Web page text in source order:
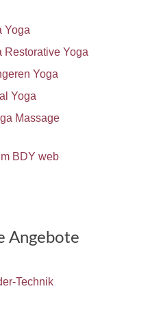
Yoga
Restorative Yoga
Yoga
Yoga
Massage
Angebote
Technik